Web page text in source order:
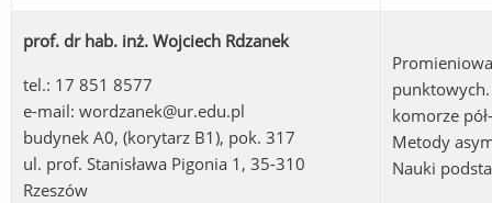
prof. dr hab. inż. Wojciech Rdzanek
tel.: 17 851 8577
e-mail: wordzanek@ur.edu.pl
budynek A0, (korytarz B1), pok. 317
ul. prof. Stanisława Pigonia 1, 35-310
Rzeszów
komorze
Metody
Nauki